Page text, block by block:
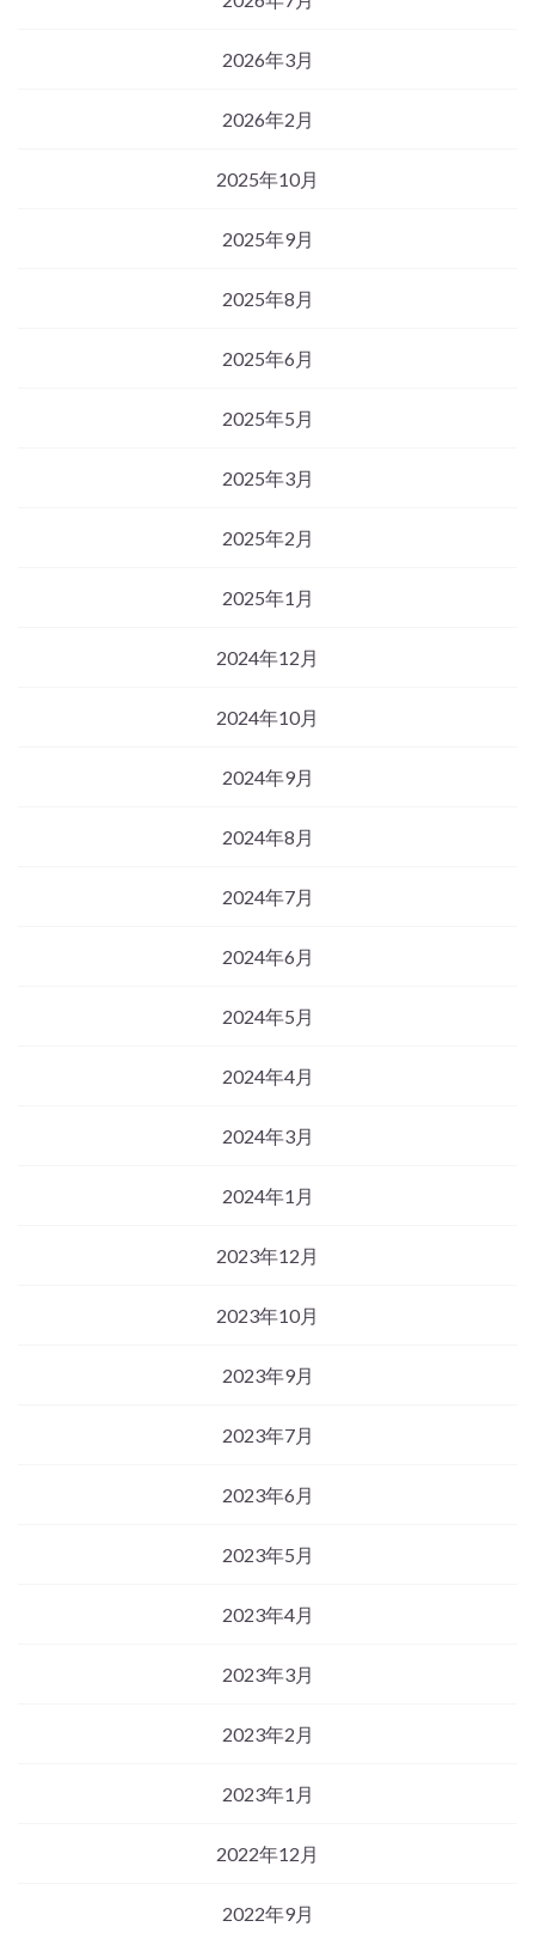
2026年3月
2026年2月
2025年10月
2025年9月
2025年8月
2025年6月
2025年5月
2025年3月
2025年2月
2025年1月
2024年12月
2024年10月
2024年9月
2024年8月
2024年7月
2024年6月
2024年5月
2024年4月
2024年3月
2024年1月
2023年12月
2023年10月
2023年9月
2023年7月
2023年6月
2023年5月
2023年4月
2023年3月
2023年2月
2023年1月
2022年12月
2022年9月